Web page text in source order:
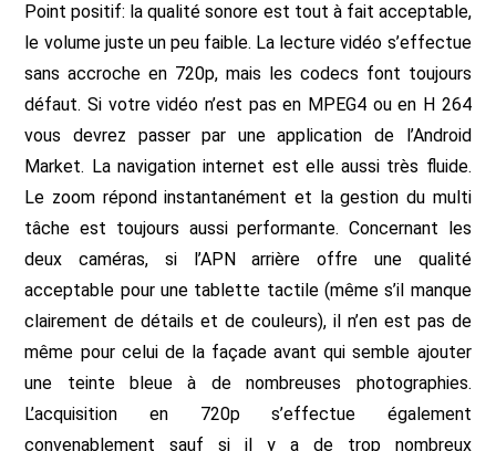
Point positif: la qualité sonore est tout à fait acceptable,
le volume juste un peu faible. La lecture vidéo s’effectue
sans accroche en 720p, mais les codecs font toujours
défaut. Si votre vidéo n’est pas en MPEG4 ou en H 264
vous devrez passer par une application de l’Android
Market. La navigation internet est elle aussi très fluide.
Le zoom répond instantanément et la gestion du multi
tâche est toujours aussi performante. Concernant les
deux caméras, si l’APN arrière offre une qualité
acceptable pour une tablette tactile (même s’il manque
clairement de détails et de couleurs), il n’en est pas de
même pour celui de la façade avant qui semble ajouter
une teinte bleue à de nombreuses photographies.
L’acquisition en 720p s’effectue également
convenablement sauf si il y a de trop nombreux